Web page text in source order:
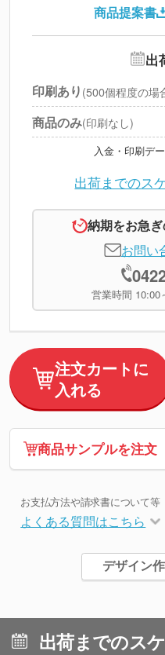
北海道・沖縄
商品提案書
出
印刷あり (500個程度の場
商品のみ(印刷なし)
入金・印刷デ
出荷までのス
納期をお急
お問い
営業時間 10:00
注文カートに
入れる
商品サンプルを注文
お支払方法や請求書について等
よくある質問はこちら
デザイン
出荷までのス